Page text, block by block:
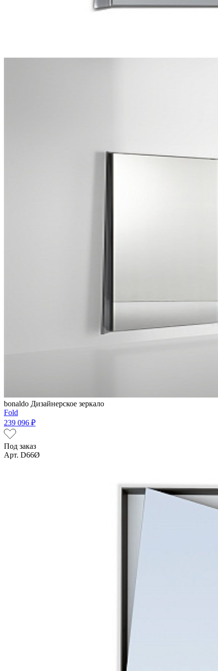
bonaldo Дизайнерское зеркало
Fold
239 096 ₽
Под заказ
Арт. D66Ø